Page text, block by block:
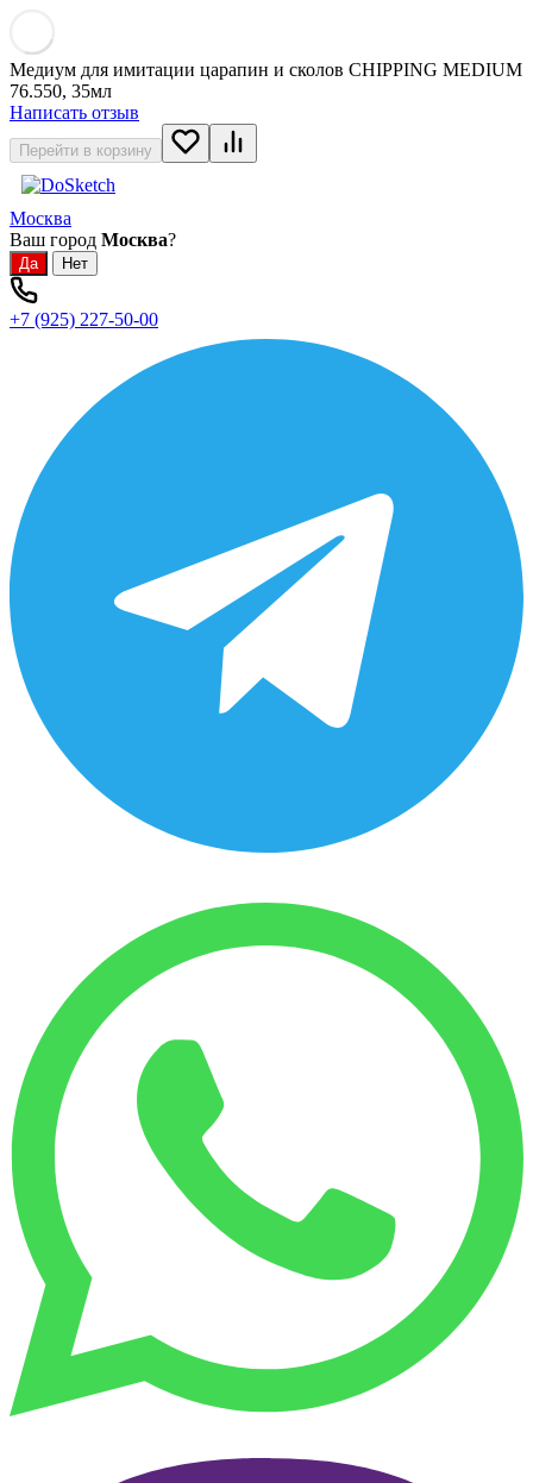
Медиум для имитации царапин и сколов CHIPPING MEDIUM
76.550, 35мл
Написать отзыв
Перейти в корзину
Москва
Ваш город Москва?
+7 (925) 227-50-00